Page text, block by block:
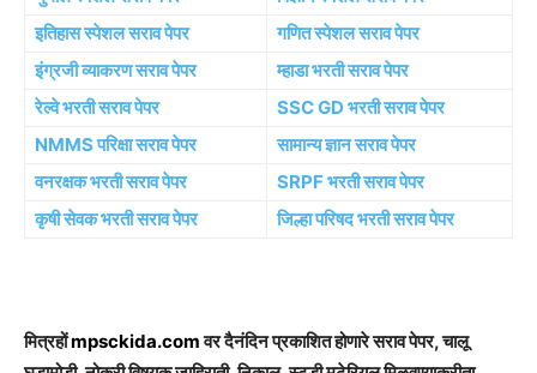
इतिहास स्पेशल सराव पेपर
गणित स्पेशल सराव पेपर
इंग्रजी व्याकरण सराव पेपर
म्हाडा भरती सराव पेपर
रेल्वे भरती सराव पेपर
SSC GD भरती सराव पेपर
NMMS परिक्षा सराव पेपर
सामान्य ज्ञान सराव पेपर
वनरक्षक भरती सराव पेपर
SRPF भरती सराव पेपर
कृषी सेवक भरती सराव पेपर
जिल्हा परिषद भरती सराव पेपर
मित्रहोंmpsckida.comवर दैनंदिन प्रकाशित होणारे सराव पेपर, चालू